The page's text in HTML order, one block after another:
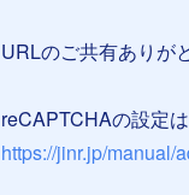
URLのご共有ありが
reCAPTCHAの設定
https://jinr.jp/manual/